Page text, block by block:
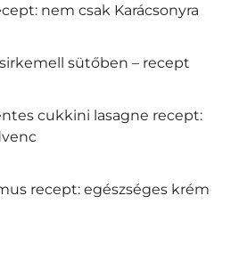
nem csak Karácsonyra
sütőben – recept
cukkini lasagne recept:
recept: egészséges krém